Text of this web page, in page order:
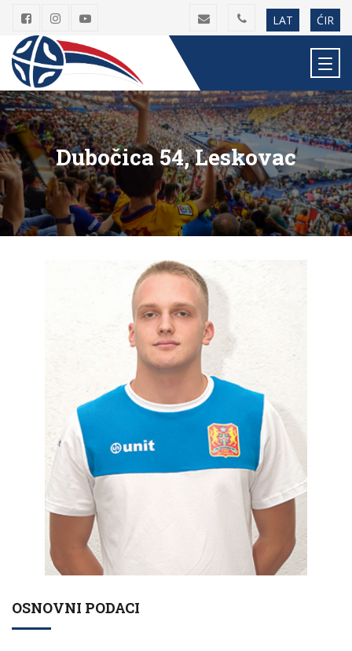
LAT ĆIR
Dubočica 54, Leskovac
OSNOVNI PODACI